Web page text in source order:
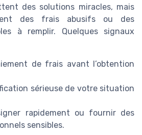
des solutions miracles, mais
des frais abusifs ou des
à remplir. Quelques signaux
de frais avant l’obtention
sérieuse de votre situation
rapidement ou fournir des
sensibles.